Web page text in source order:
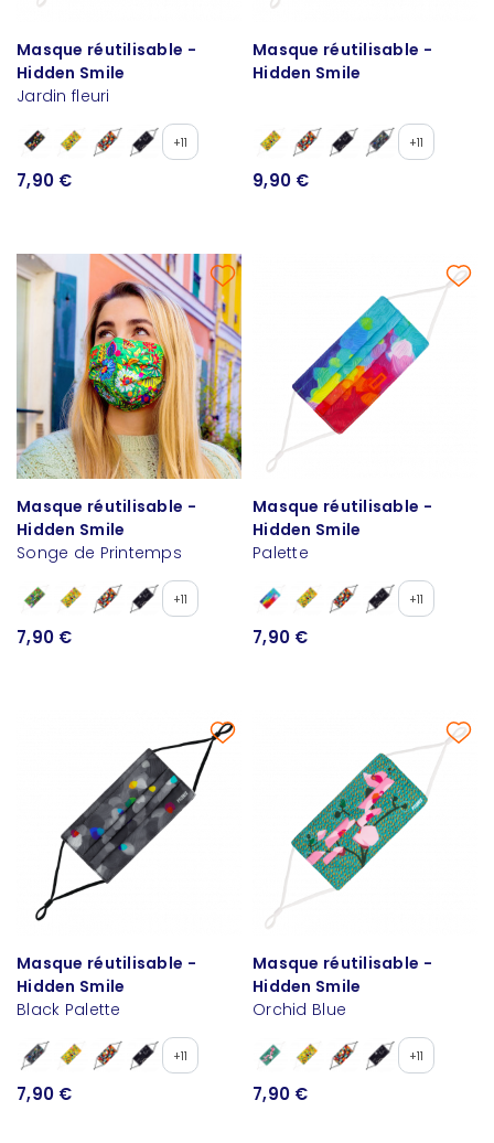
Masque réutilisable -
Hidden Smile
Jardin fleuri
+11
7,90 €
Masque réutilisable -
Hidden Smile
+11
9,90 €
Masque réutilisable -
Hidden Smile
Songe de Printemps
+11
7,90 €
Masque réutilisable -
Hidden Smile
Palette
+11
7,90 €
Masque réutilisable -
Hidden Smile
Black Palette
+11
7,90 €
Masque réutilisable -
Hidden Smile
Orchid Blue
+11
7,90 €